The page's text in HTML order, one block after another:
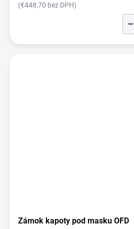
(€448,70 bez DPH)
−
Zámok kapoty pod masku OFD